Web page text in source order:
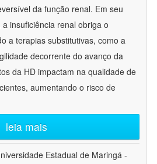
da função renal. Em seu
insuficiência renal obriga o
a terapias substitutivas, como a
decorrente do avanço da
da HD impactam na qualidade de
aumentando o risco de
leia mais
Estadual de Maringá -